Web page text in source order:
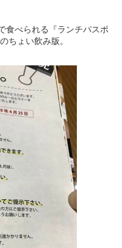
食べられる『ランチパスポ
ちょい飲み版。